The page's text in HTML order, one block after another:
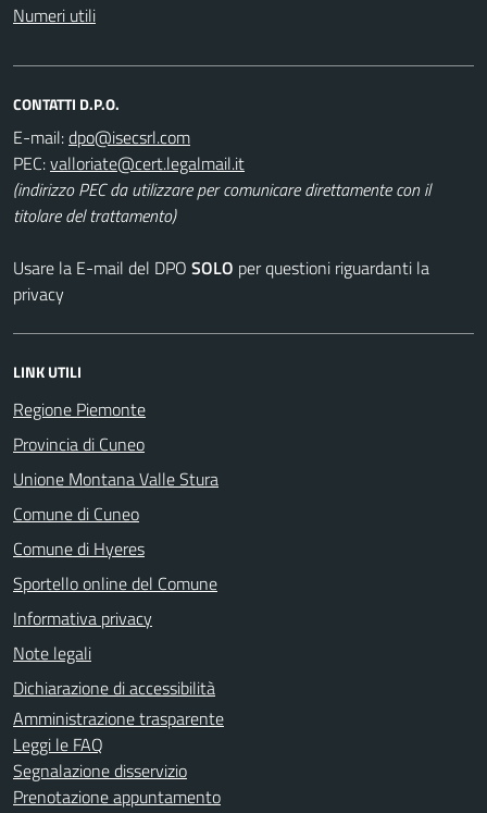
Numeri utili
CONTATTI D.P.O.
E-mail:
PEC:
(indirizzo PEC da utilizzare per comunicare direttamente con il
titolare del trattamento)
Usare la E-mail del DPO SOLO per questioni riguardanti la
privacy
LINK UTILI
Regione Piemonte
Provincia di Cuneo
Unione Montana Valle Stura
Comune di Cuneo
Comune di Hyeres
Sportello online del Comune
Informativa privacy
Note legali
Dichiarazione di accessibilità
Amministrazione trasparente
Leggi le FAQ
Segnalazione disservizio
Prenotazione appuntamento